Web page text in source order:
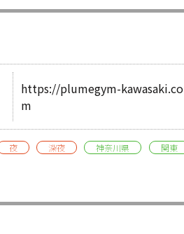
https://plumegym-kawasaki.co
m
夜 深夜 神奈川県 関東